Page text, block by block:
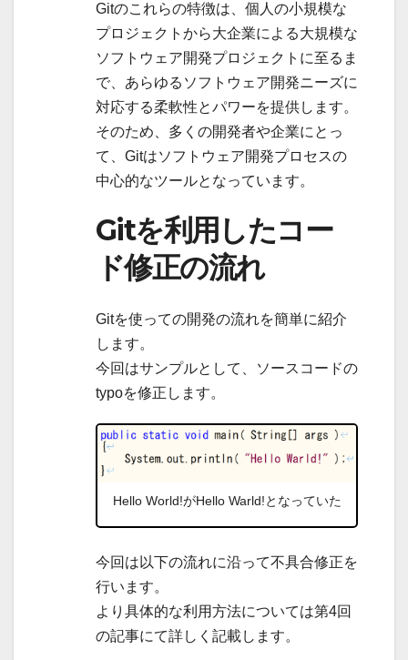
Gitのこれらの特徴は、個人の小規模な
プロジェクトから大企業による大規模な
ソフトウェア開発プロジェクトに至るま
で、あらゆるソフトウェア開発ニーズに
対応する柔軟性とパワーを提供します。
そのため、多くの開発者や企業にとっ
て、Gitはソフトウェア開発プロセスの
中心的なツールとなっています。
Gitを利用したコー
ド修正の流れ
Gitを使っての開発の流れを簡単に紹介
します。
今回はサンプルとして、ソースコードの
typoを修正します。
Hello World!がHello Warld!となっていた
今回は以下の流れに沿って不具合修正を
行います。
より具体的な利用方法については第4回
の記事にて詳しく記載します。